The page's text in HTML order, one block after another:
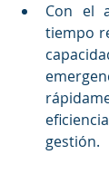
Con el
tiempo
gestión.